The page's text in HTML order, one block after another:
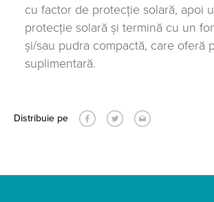
cu factor de protecție solară, apoi
protecție solară și termină cu un
și/sau pudra compactă, care oferă
suplimentară.
Distribuie pe